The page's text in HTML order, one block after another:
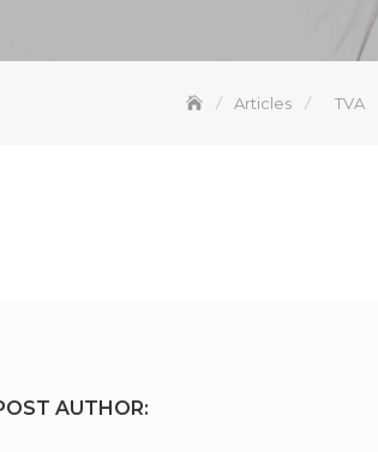
Articles TVA
AUTHOR: